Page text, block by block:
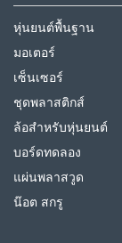
หุ่นยนต์พื้นฐาน
มอเตอร์
เซ็นเซอร์
ชุดพลาสติกส์
ล้อสำหรับหุ่นยนต์
บอร์ดทดลอง
แผ่นพลาสวูด
น๊อต สกรู